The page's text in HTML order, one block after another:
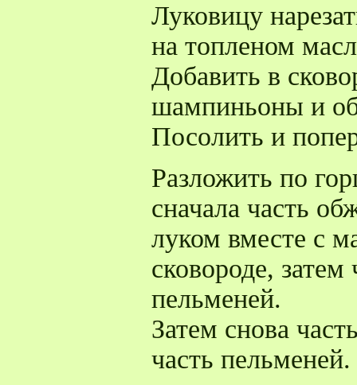
Луковицу
на топленом
Добавить в
шампиньоны и
Посолить и
Разложить по
сначала часть
луком вместе с
сковороде,
пельменей.
Затем снова
часть пельменей.